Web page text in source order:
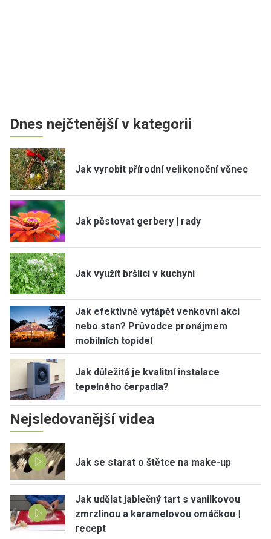
Dnes nejčtenější v kategorii
Jak vyrobit přírodní velikonoční věnec
Jak pěstovat gerbery | rady
Jak využít bršlici v kuchyni
Jak efektivně vytápět venkovní akci
nebo stan? Průvodce pronájmem
mobilních topidel
Jak důležitá je kvalitní instalace
tepelného čerpadla?
Nejsledovanější videa
Jak se starat o štětce na make-up
Jak udělat jablečný tart s vanilkovou
zmrzlinou a karamelovou omáčkou |
recept